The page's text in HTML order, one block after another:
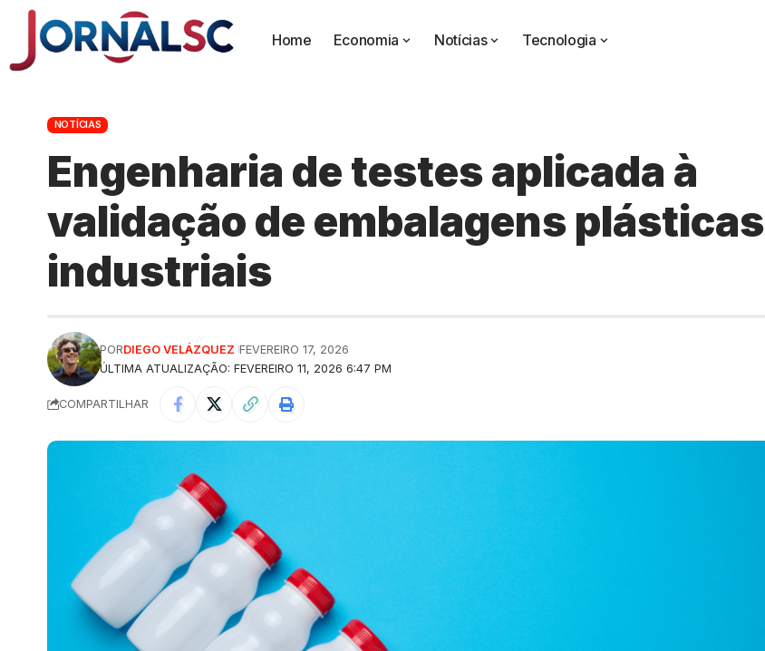
Home Economia Notícias Tecnologia
NOTÍCIAS
Engenharia de testes aplicada à
validação de embalagens plásticas
industriais
ÚLTIMA ATUALIZAÇÃO: FEVEREIRO 11, 2026 6:47 PM
PORDIEGO VELÁZQUEZ FEVEREIRO 17, 2026
COMPARTILHAR